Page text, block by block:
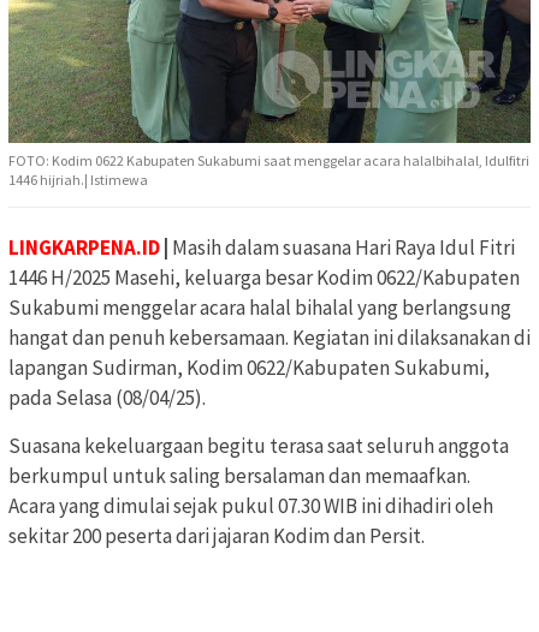
FOTO: Kodim 0622 Kabupaten Sukabumi saat menggelar acara halalbihalal, Idulfitri
1446 hijriah.| Istimewa
LINGKARPENA.ID Masih dalam suasana Hari Raya Idul Fitri
1446 H/2025 Masehi, keluarga besar Kodim 0622/Kabupaten
Sukabumi menggelar acara halal bihalal yang berlangsung
hangat dan penuh kebersamaan. Kegiatan ini dilaksanakan di
lapangan Sudirman, Kodim 0622/Kabupaten Sukabumi,
pada Selasa (08/04/25).
Suasana kekeluargaan begitu terasa saat seluruh anggota
berkumpul untuk saling bersalaman dan memaafkan.
Acara yang dimulai sejak pukul 07.30 WIB ini dihadiri oleh
sekitar 200 peserta dari jajaran Kodim dan Persit.